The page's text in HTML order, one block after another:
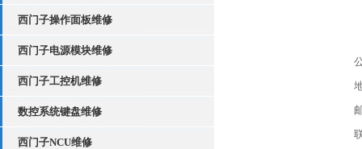
西门子操作面板维修
西门子电源模块维修
西门子工控机维修
数控系统键盘维修
西门子NCU维修